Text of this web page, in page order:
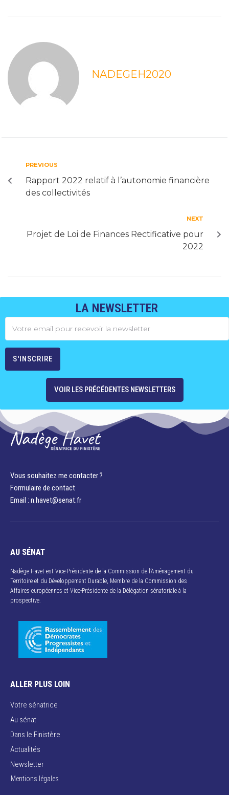
NADEGEH2020
PREVIOUS
Rapport 2022 relatif à l’autonomie financière
des collectivités
NEXT
Projet de Loi de Finances Rectificative pour
2022
LA NEWSLETTER
VOIR LES PRÉCÉDENTES NEWSLETTERS
Vous souhaitez me contacter ?
Formulaire de contact
Email : n.havet@senat.fr​
AU SÉNAT
Nadège Havet est Vice-Présidente de la Commission de l’Aménagement du
Territoire et du Développement Durable, Membre de la Commission des
Affaires européennes et Vice-Présidente de la Délégation sénatoriale à la
prospective.
ALLER PLUS LOIN
Votre sénatrice
Au sénat
Dans le Finistère
Actualités
Newsletter
Mentions légales